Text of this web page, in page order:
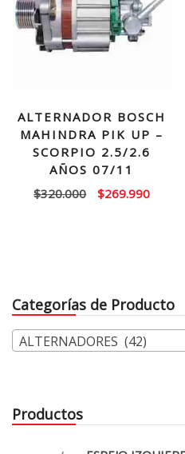
ALTERNADOR BOSCH
MAHINDRA PIK UP –
SCORPIO 2.5/2.6
AÑOS 07/11
$320.000
El
$269.990El
Categorías de Producto
ALTERNADORES (42)
Productos